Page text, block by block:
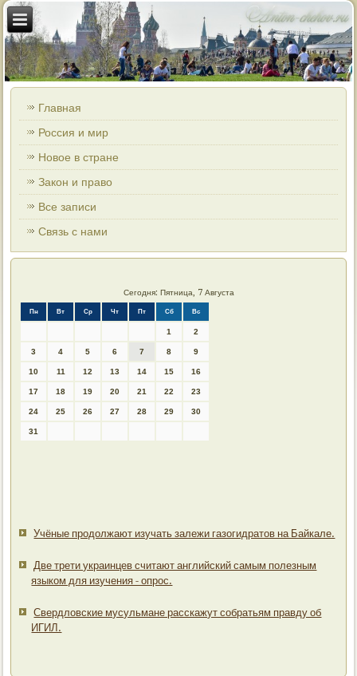
Главная
Россия и мир
Новое в стране
Закон и право
Все записи
Связь с нами
Сегодня: Пятница, 7 Августа
Пн Вт Ср Чт Пт Сб Вс
1 2
3 4 5 6 7 8 9
10 11 12 13 14 15 16
17 18 19 20 21 22 23
24 25 26 27 28 29 30
31
Учёные продолжают изучать залежи газогидратов на Байкале.
Две трети украинцев считают английский самым полезным
языком для изучения - опрос.
Свердловские мусульмане расскажут собратьям правду об
ИГИЛ.